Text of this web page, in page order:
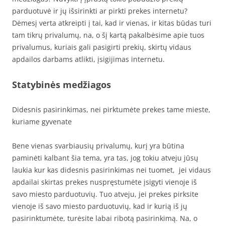
parduotuvė ir jų išsirinkti ar pirkti prekes internetu?
Dėmesį verta atkreipti į tai, kad ir vienas, ir kitas būdas turi
tam tikrų privalumų, na, o šį kartą pakalbėsime apie tuos
privalumus, kuriais gali pasigirti prekių, skirtų vidaus
apdailos darbams atlikti, įsigijimas internetu.
Statybinės medžiagos
Didesnis pasirinkimas, nei pirktumėte prekes tame mieste,
kuriame gyvenate
Bene vienas svarbiausių privalumų, kurį yra būtina
paminėti kalbant šia tema, yra tas, jog tokiu atveju jūsų
laukia kur kas didesnis pasirinkimas nei tuomet, jei vidaus
apdailai skirtas prekes nuspręstumėte įsigyti vienoje iš
savo miesto parduotuvių. Tuo atveju, jei prekes pirksite
vienoje iš savo miesto parduotuvių, kad ir kurią iš jų
pasirinktumėte, turėsite labai ribotą pasirinkimą. Na, o